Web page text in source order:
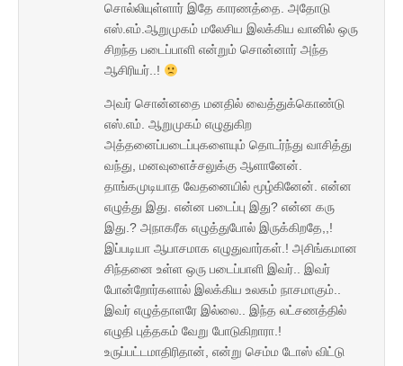
சொல்லியுள்ளார் இதே காரணத்தை. அதோடு
எஸ்.எம்.ஆறுமுகம் மலேசிய இலக்கிய வானில் ஒரு
சிறந்த படைப்பாளி என்றும் சொன்னார் அந்த
ஆசிரியர்..!
அவர் சொன்னதை மனதில் வைத்துக்கொண்டு
எஸ்.எம். ஆறுமுகம் எழுதுகிற
அத்தனைப்படைப்புகளையும் தொடர்ந்து வாசித்து
வந்து, மனவுளைச்சலுக்கு ஆளானேன்.
தாங்கமுடியாத வேதனையில் மூழ்கினேன். என்ன
எழுத்து இது. என்ன படைப்பு இது? என்ன கரு
இது.? அநாகரீக எழுத்துபோல் இருக்கிறதே,,!
இப்படியா ஆபாசமாக எழுதுவார்கள்.! அசிங்கமான
சிந்தனை உள்ள ஒரு படைப்பாளி இவர்.. இவர்
போன்றோர்களால் இலக்கிய உலகம் நாசமாகும்..
இவர் எழுத்தாளரே இல்லை.. இந்த லட்சணத்தில்
எழுதி புத்தகம் வேறு போடுகிறாரா.!
உருப்பட்டமாதிரிதான், என்று செம்ம டோஸ் விட்டு